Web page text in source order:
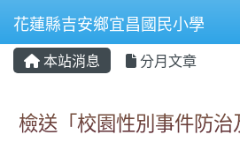
花蓮縣吉安鄉宜昌國民小學
本站消息 分月文章
檢送「校園性別事件防治